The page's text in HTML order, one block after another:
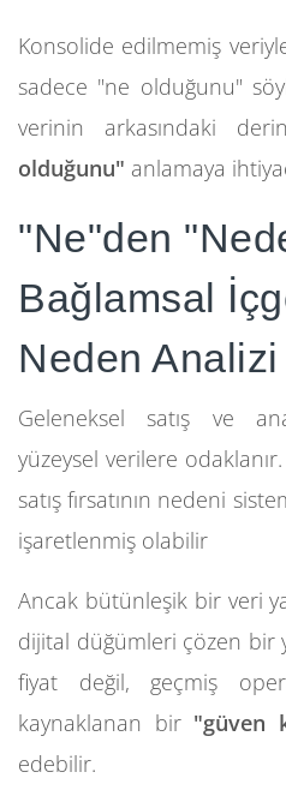
Konsolide edilmemiş
sadece "ne olduğunu"
verinin arkasındaki
olduğunu" anlamaya
"Ne"den
Bağlamsal
Neden Analizi
Geleneksel satış ve
yüzeysel verilere
satış fırsatının nedeni
işaretlenmiş olabilir
Ancak bütünleşik bir veri
dijital düğümleri çözen bir
fiyat değil, geçmiş
kaynaklanan bir "güven
edebilir.